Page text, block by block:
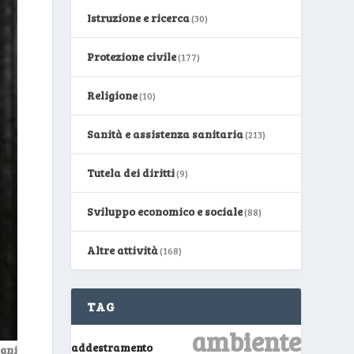
Istruzione e ricerca(30)
Protezione civile(177)
Religione(10)
Sanità e assistenza sanitaria(213)
Tutela dei diritti(9)
Sviluppo economico e sociale(88)
Altre attività(168)
TAG
addestramento ambiente